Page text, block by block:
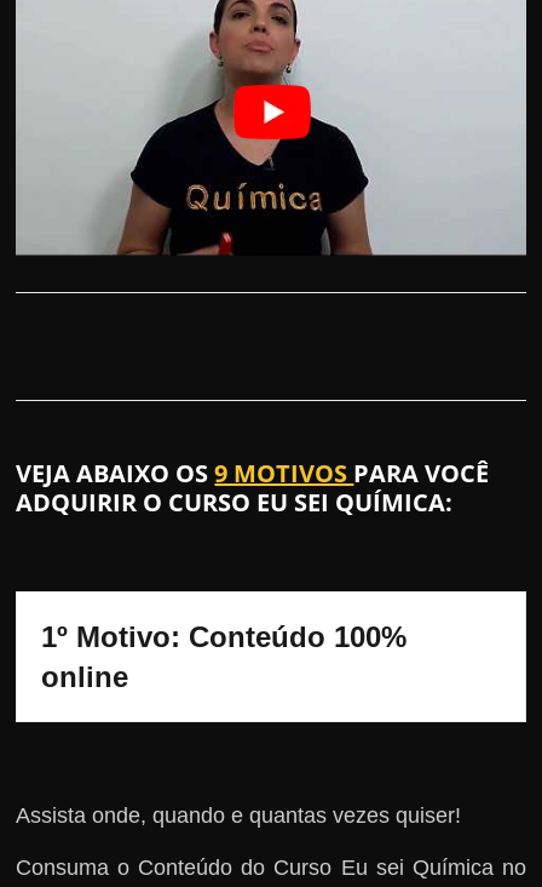
VEJA ABAIXO OS9 MOTIVOS PARA VOCÊ
ADQUIRIR O CURSO EU SEI QUÍMICA:
1º Motivo: Conteúdo 100%
online
Assista onde, quando e quantas vezes quiser!
Consuma o Conteúdo do Curso Eu sei Química no